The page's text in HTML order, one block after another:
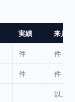
実績 来月
件 件
件 件
以上